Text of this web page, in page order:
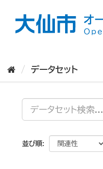
データセット
並び順